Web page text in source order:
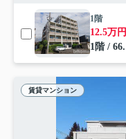
1階
12.5万円
1階 /
賃貸マンション